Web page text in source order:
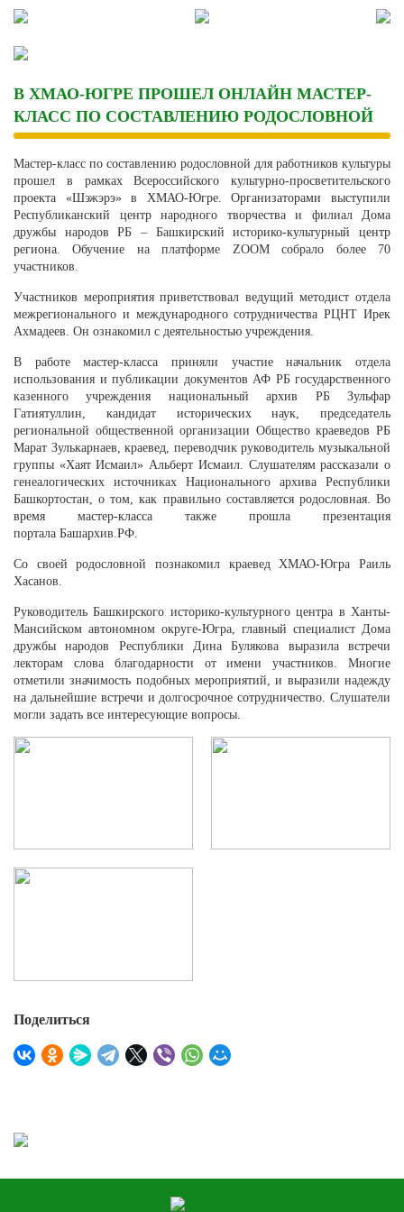
Skip
content
В ХМАО-ЮГРЕ ПРОШЕЛ ОНЛАЙН МАСТЕР-
КЛАСС ПО СОСТАВЛЕНИЮ РОДОСЛОВНОЙ
Мастер-класс по составлению родословной для работников культуры
прошел в рамках Всероссийского культурно-просветительского
проекта «Шэжэрэ» в ХМАО-Югре. Организаторами выступили
Республиканский центр народного творчества и филиал Дома
дружбы народов РБ – Башкирский историко-культурный центр
региона. Обучение на платформе ZOOM собрало более 70
участников.
Участников мероприятия приветствовал ведущий методист отдела
межрегионального и международного сотрудничества РЦНТ Ирек
Ахмадеев. Он ознакомил с деятельностью учреждения.
В работе мастер-класса приняли участие начальник отдела
использования и публикации документов АФ РБ государственного
казенного учреждения национальный архив РБ Зульфар
Гатиятуллин, кандидат исторических наук, председатель
региональной общественной организации Общество краеведов РБ
Марат Зулькарнаев, краевед, переводчик руководитель музыкальной
группы «Хаят Исмаил» Альберт Исмаил. Слушателям рассказали о
генеалогических источниках Национального архива Республики
Башкортостан, о том, как правильно составляется родословная. Во
время мастер-класса также прошла презентация
портала Башархив.РФ.
Со своей родословной познакомил краевед ХМАО-Югра Раиль
Хасанов.
Руководитель Башкирского историко-культурного центра в Ханты-
Мансийском автономном округе-Югра, главный специалист Дома
дружбы народов Республики Дина Булякова выразила встречи
лекторам слова благодарности от имени участников. Многие
отметили значимость подобных мероприятий, и выразили надежду
на дальнейшие встречи и долгосрочное сотрудничество. Слушатели
могли задать все интересующие вопросы.
Поделиться